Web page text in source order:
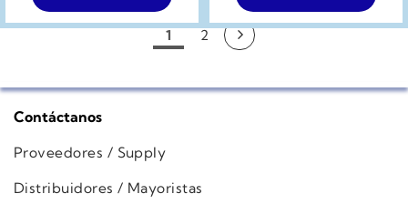
1 2
Contáctanos
Proveedores / Supply
Distribuidores / Mayoristas